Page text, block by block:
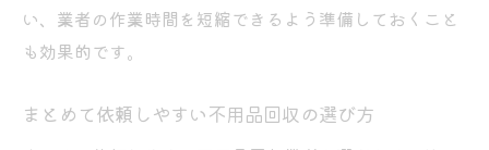
い、業者の作業時間を短縮できるよう準備しておくこと
も効果的です。
まとめて依頼しやすい不用品回収の選び方